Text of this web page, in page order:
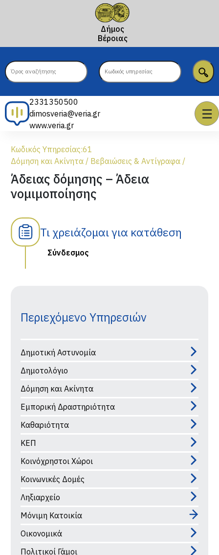
Δήμος
Βέροιας
2331350500
dimosveria@veria.gr
www.veria.gr
☰
Κωδικός Υπηρεσίας:61
Δόμηση και Ακίνητα/ Βεβαιώσεις & Αντίγραφα/
Άδειας δόμησης – Άδεια
νομιμοποίησης
Τι χρειάζομαι για κατάθεση
Σύνδεσμος
Περιεχόμενο Υπηρεσιών
Δημοτική Αστυνομία
Δημοτολόγιο
Δόμηση και Ακίνητα
Εμπορική Δραστηριότητα
Καθαριότητα
ΚΕΠ
Κοινόχρηστοι Χώροι
Κοινωνικές Δομές
Ληξιαρχείο
Μόνιμη Κατοικία
Οικονομικά
Πολιτικοί Γάμοι